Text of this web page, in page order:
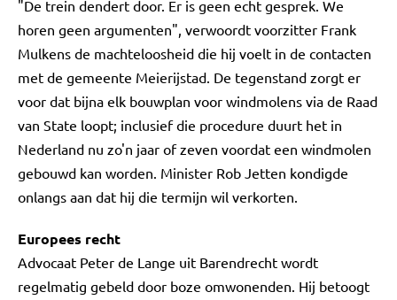
"De trein dendert door. Er is geen echt gesprek. We
horen geen argumenten", verwoordt voorzitter Frank
Mulkens de machteloosheid die hij voelt in de contacten
met de gemeente Meierijstad. De tegenstand zorgt er
voor dat bijna elk bouwplan voor windmolens via de Raad
van State loopt; inclusief die procedure duurt het in
Nederland nu zo'n jaar of zeven voordat een windmolen
gebouwd kan worden. Minister Rob Jetten kondigde
onlangs aan dat hij die termijn wil verkorten.
Europees recht
Advocaat Peter de Lange uit Barendrecht wordt
regelmatig gebeld door boze omwonenden. Hij betoogt